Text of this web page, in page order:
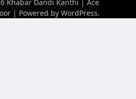
Khabar Dandi Kanthi | Ace
| Powered by WordPress.